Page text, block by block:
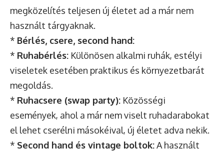
megközelítés teljesen új életet ad a már nem
használt tárgyaknak.
* Bérlés, csere, second hand:
* Ruhabérlés: Különösen alkalmi ruhák, estélyi
viseletek esetében praktikus és környezetbarát
megoldás.
* Ruhacsere (swap party): Közösségi
események, ahol a már nem viselt ruhadarabokat
el lehet cserélni másokéival, új életet adva nekik.
* Second hand és vintage boltok:A használt